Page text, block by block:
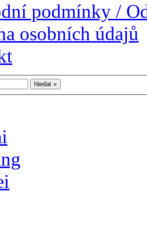
podmínky /
osobních údajů